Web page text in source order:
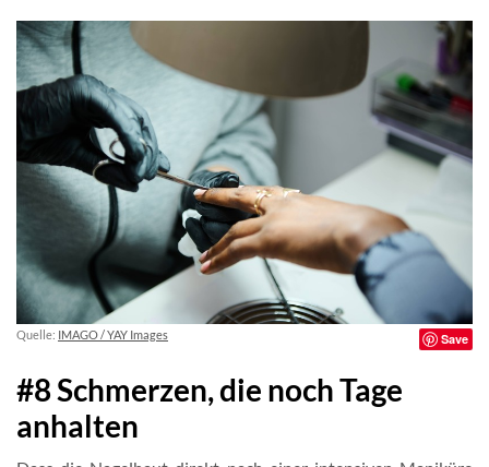
Quelle: IMAGO / YAY Images Save
#8 Schmerzen, die noch Tage
anhalten